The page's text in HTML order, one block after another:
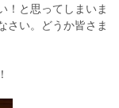
！と思ってしまいま
さい。どうか皆さま